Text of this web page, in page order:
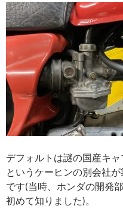
プ
デフォルトは謎の国産キ
というケーヒンの別会社
です(当時、ホンダの開発
初めて知りました)。